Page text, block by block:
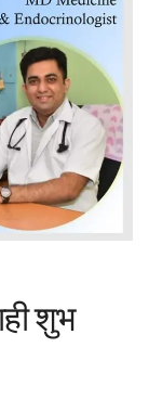
शुभ